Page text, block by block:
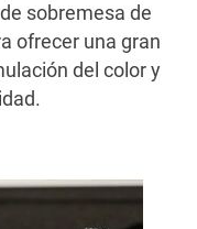
sobremesa de
ofrecer una gran
del color y